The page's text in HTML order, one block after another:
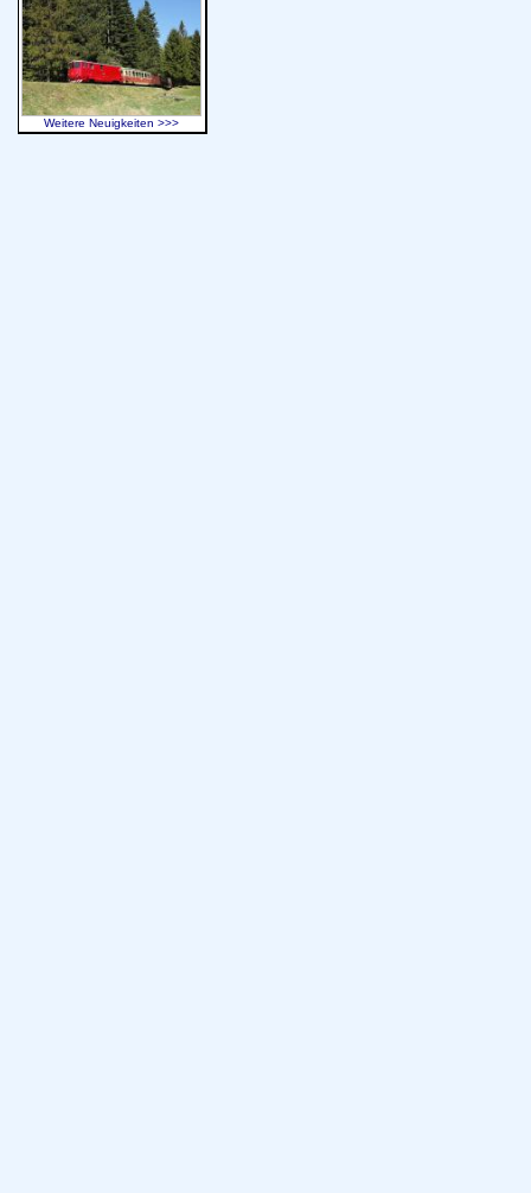
Weitere Neuigkeiten >>>